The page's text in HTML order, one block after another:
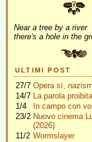
Near a tree by a river
there's a hole in the
ULTIMI POST
27/7 Opera sì,
14/7 La parola proibita
1/4
In campo con voi
23/2 Nuovo cinema
(2026)
11/2 Wormslayer